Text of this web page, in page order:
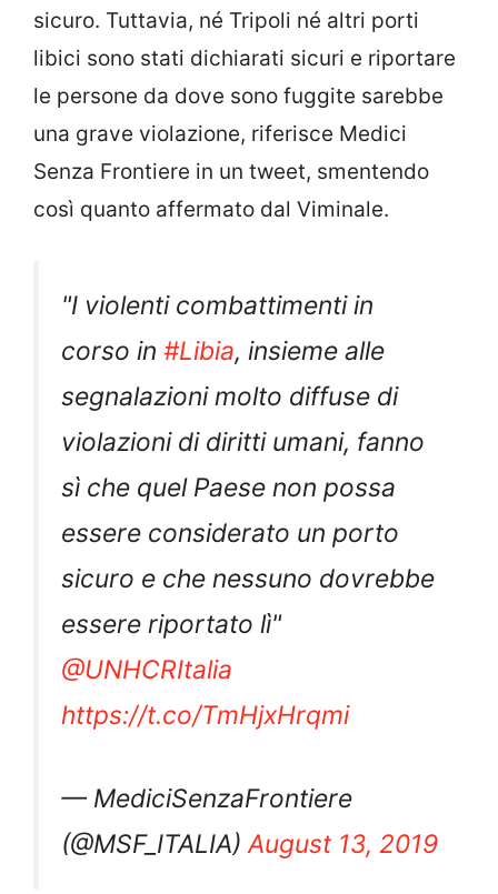
sicuro. Tuttavia, né Tripoli né altri porti
libici sono stati dichiarati sicuri e riportare
le persone da dove sono fuggite sarebbe
una grave violazione, riferisce Medici
Senza Frontiere in un tweet, smentendo
così quanto affermato dal Viminale.
"I violenti combattimenti in
corso in #Libia, insieme alle
segnalazioni molto diffuse di
violazioni di diritti umani, fanno
sì che quel Paese non possa
essere considerato un porto
sicuro e che nessuno dovrebbe
essere riportato lì"
@UNHCRItalia
https://t.co/TmHjxHrqmi
— MediciSenzaFrontiere
(@MSF_ITALIA)August 13, 2019